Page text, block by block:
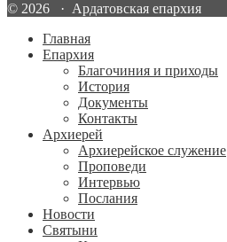
© 2026 · Ардатовская епархия
Главная
Епархия
Благочиния и приходы
История
Документы
Контакты
Архиерей
Архиерейское служение
Проповеди
Интервью
Послания
Новости
Святыни